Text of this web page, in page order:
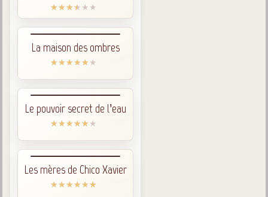
La maison des ombres
Le pouvoir secret de l’eau
Les mères de Chico Xavier